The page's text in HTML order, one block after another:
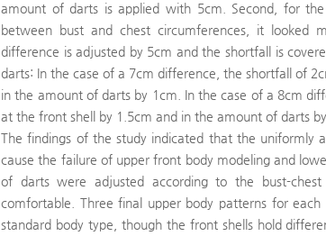
amount of darts is applied with 5cm. Second, for
between bust and chest circumferences, it looked
difference is adjusted by 5cm and the shortfall is
darts: In the case of a 7cm difference, the shortfall of
in the amount of darts by 1cm. In the case of a 8cm
at the front shell by 1.5cm and in the amount of darts
The findings of the study indicated that the uniformly
cause the failure of upper front body modeling and
of darts were adjusted according to the bust-
comfortable. Three final upper body patterns for
standard body type, though the front shells hold